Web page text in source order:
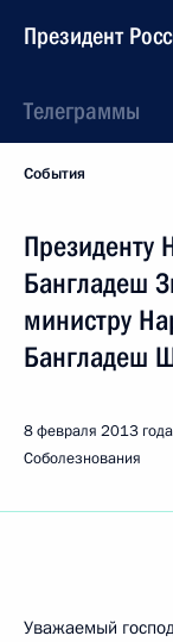
Президент
Телеграммы
События
Президенту
Бангладеш
министру
Бангладеш
8 февраля 2013 года
Соболезнования
Уважаемый